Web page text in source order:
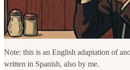
Note: this is an English adaptation of
written in Spanish, also by me.